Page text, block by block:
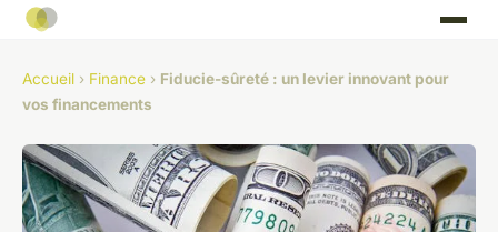
Accueil › Finance › Fiducie-sûreté : un levier innovant pour
vos financements